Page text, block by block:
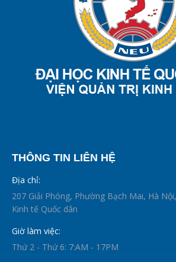
THÔNG TIN LIÊN HỆ
Địa chỉ:
207 Giải Phóng, Phường Bạch Mai, Hà
Kinh tế Quốc dân
Giờ làm việc:
Thứ 2 - Thứ 6: 7:AM - 17PM